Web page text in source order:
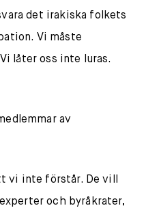
det irakiska folkets
Vi måste
låter oss inte luras.
av
vi inte förstår. De vill
och byråkrater,